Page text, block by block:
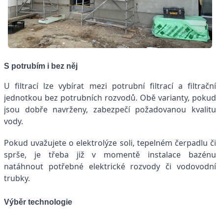
S potrubím i bez něj
U filtrací lze vybírat mezi potrubní filtrací a filtrační
jednotkou bez potrubních rozvodů. Obě varianty, pokud
jsou dobře navrženy, zabezpečí požadovanou kvalitu
vody.
Pokud uvažujete o elektrolýze soli, tepelném čerpadlu či
sprše, je třeba již v momentě instalace bazénu
natáhnout potřebné elektrické rozvody či vodovodní
trubky.
Výběr technologie